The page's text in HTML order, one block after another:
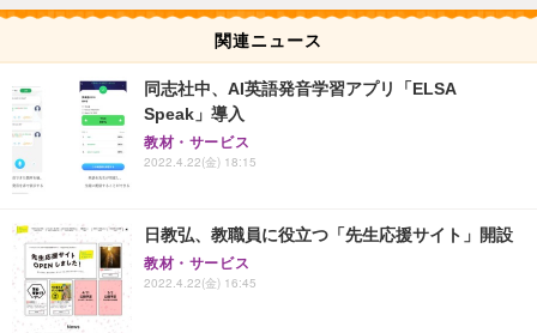
関連ニュース
同志社中、AI英語発音学習アプリ「ELSA
Speak」導入
教材・サービス
2022.4.22(金) 18:15
日教弘、教職員に役立つ「先生応援サイト」開設
教材・サービス
2022.4.22(金) 16:45